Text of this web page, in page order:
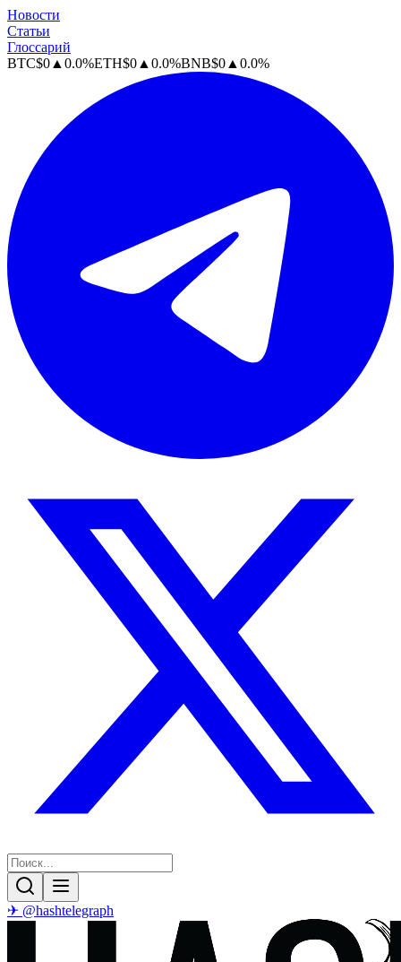
Новости
Статьи
Глоссарий
BTC$0 ▲ 0.0%ETH$0 ▲ 0.0%BNB$0 ▲ 0.0%
✈ @hashtelegraph